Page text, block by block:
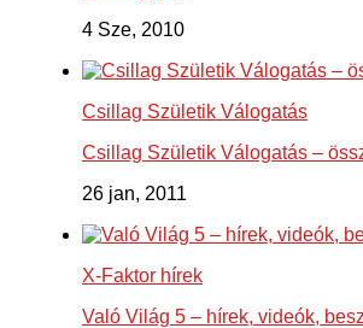
4 Sze, 2010
Csillag Születik Válogatás
Csillag Születik Válogatás –
26 jan, 2011
X-Faktor hírek
Való Világ 5 – hírek, videók,